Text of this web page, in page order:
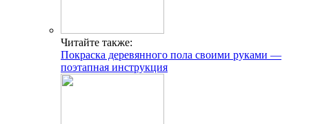
Читайте также:
Покраска деревянного пола своими руками —
поэтапная инструкция